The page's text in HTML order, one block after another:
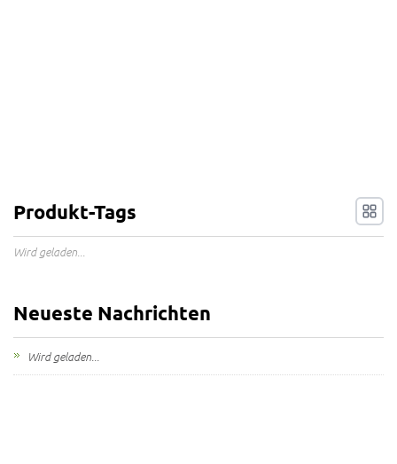
Produkt-Tags
Wird geladen...
Neueste Nachrichten
Wird geladen...